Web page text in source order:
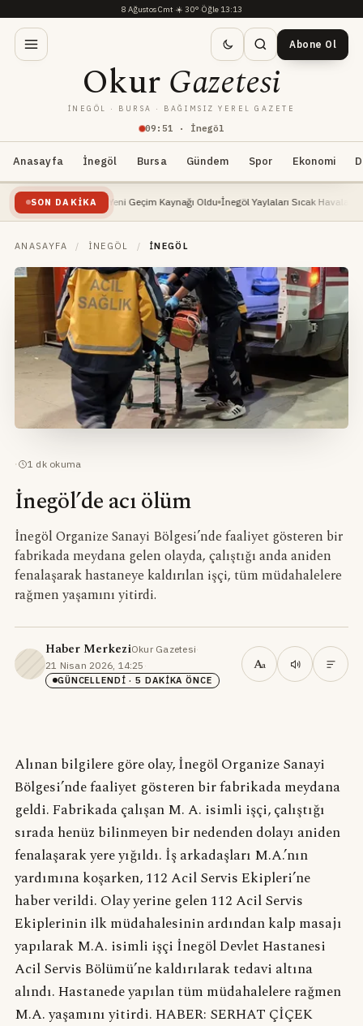
8 Ağustos Cmt·☀️ 30°·Öğle 13:13
09 : 51 · İnegöl
OkurGazetesi
İNEGÖL · BURSA · BAĞIMSIZ YEREL GAZETE
Abone Ol
Anasayfa İnegöl Bursa Gündem Spor Ekonomi
SON DAKIKA
Yeni Geçim Kaynağı Oldu İnegöl Yaylaları Sıcak Havalarda Doğa
ANASAYFA / İNEGÖL / İNEGÖL
· 1 dk okuma
İnegöl’de acı ölüm
İnegöl Organize Sanayi Bölgesi’nde faaliyet gösteren bir
fabrikada meydana gelen olayda, çalıştığı anda aniden
fenalaşarak hastaneye kaldırılan işçi, tüm müdahalelere
rağmen yaşamını yitirdi.
Haber MerkeziOkur Gazetesi·
21 Nisan 2026, 14:25 ·
GÜNCELLENDI · 5 DAKIKA ÖNCE
Aa
Alınan bilgilere göre olay, İnegöl Organize Sanayi
Bölgesi’nde faaliyet gösteren bir fabrikada meydana
geldi. Fabrikada çalışan M. A. isimli işçi, çalıştığı
sırada henüz bilinmeyen bir nedenden dolayı aniden
fenalaşarak yere yığıldı. İş arkadaşları M.A.’nın
yardımına koşarken, 112 Acil Servis Ekipleri’ne
haber verildi. Olay yerine gelen 112 Acil Servis
Ekiplerinin ilk müdahalesinin ardından kalp masajı
yapılarak M.A. isimli işçi İnegöl Devlet Hastanesi
Acil Servis Bölümü’ne kaldırılarak tedavi altına
alındı. Hastanede yapılan tüm müdahalelere rağmen
M.A. yaşamını yitirdi. HABER: SERHAT ÇİÇEK